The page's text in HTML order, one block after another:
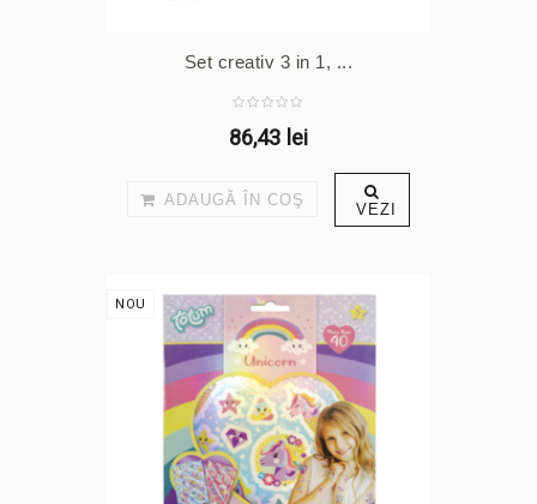
Set creativ 3 in 1, ...
86,43 lei
ADAUGĂ ÎN COŞ VEZI
NOU